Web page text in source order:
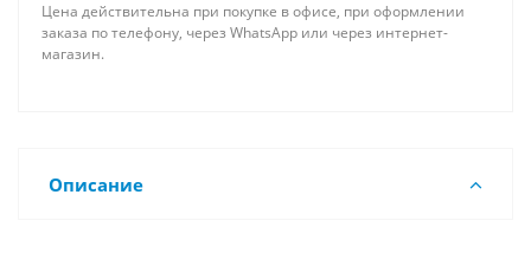
Цена действительна при покупке в офисе, при оформлении
заказа по телефону, через WhatsApp или через интернет-
магазин.
Описание